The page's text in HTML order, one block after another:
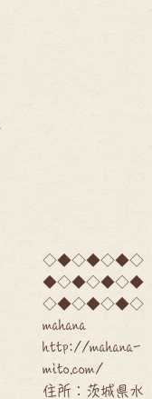
◇◆◇◆◇◆◇
◆◇◆◇◆◇◆
◇◆◇◆◇◆◇
mahana
http://mahana-
mito.com/
住所：茨城県水